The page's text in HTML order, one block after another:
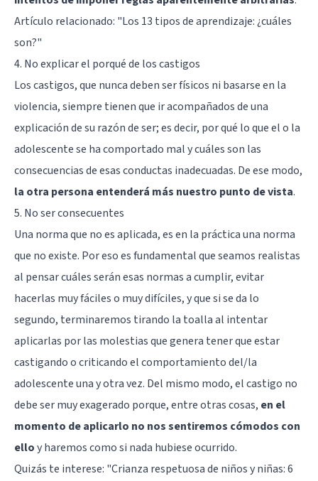
Artículo relacionado: "Los 13 tipos de aprendizaje: ¿cuáles
son?"
4. No explicar el porqué de los castigos
Los castigos, que nunca deben ser físicos ni basarse en la
violencia, siempre tienen que ir acompañados de una
explicación de su razón de ser; es decir, por qué lo que el o la
adolescente se ha comportado mal y cuáles son las
consecuencias de esas conductas inadecuadas. De ese modo,
la otra persona entenderá más nuestro punto de vista.
5. No ser consecuentes
Una norma que no es aplicada, es en la práctica una norma
que no existe. Por eso es fundamental que seamos realistas
al pensar cuáles serán esas normas a cumplir, evitar
hacerlas muy fáciles o muy difíciles, y que si se da lo
segundo, terminaremos tirando la toalla al intentar
aplicarlas por las molestias que genera tener que estar
castigando o criticando el comportamiento del/la
adolescente una y otra vez. Del mismo modo, el castigo no
debe ser muy exagerado porque, entre otras cosas, en el
momento de aplicarlo no nos sentiremos cómodos con
elloy haremos como si nada hubiese ocurrido.
Quizás te interese: "Crianza respetuosa de niños y niñas: 6